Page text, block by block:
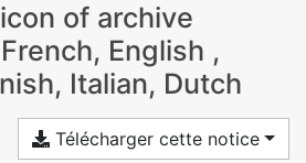
of archive
English ,
Italian, Dutch
Télécharger cette notice